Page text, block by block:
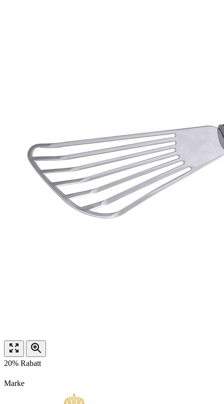
20% Rabatt
Marke